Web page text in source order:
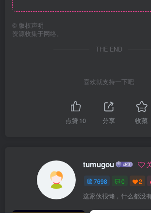
© 版权声明
资源收集于网络。
THE END
喜欢就支持一下吧
点赞10 分享 收藏
tumugou
7698 0 2
这家伙很懒，什么都没